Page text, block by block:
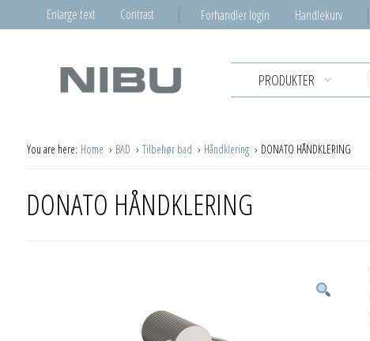
Enlarge text Contrast Forhandler login Handlekurv
PRODUKTER
You are here: Home BAD Tilbehør bad Håndklering DONATO HÅNDKLERING
DONATO HÅNDKLERING